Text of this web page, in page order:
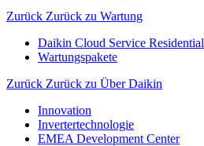
Zurück Zurück zu Wartung
Daikin Cloud Service Residential
Wartungspakete
Zurück Zurück zu Über Daikin
Innovation
Invertertechnologie
EMEA Development Center